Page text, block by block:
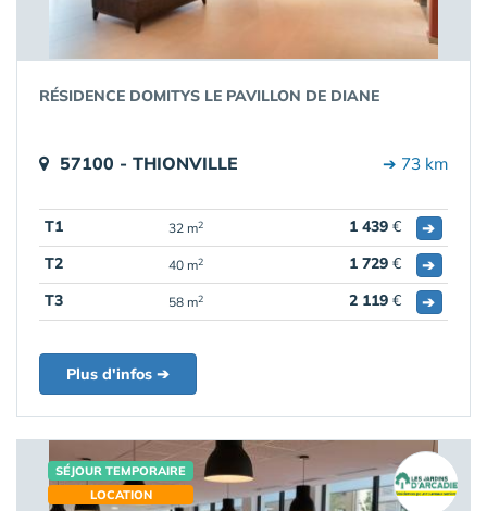
RÉSIDENCE DOMITYS LE PAVILLON DE DIANE
57100 - THIONVILLE ➔ 73 km
T1 32 m2 1 439 €
➔
T2
40 m2 1 729 €
➔
T3
58 m2 2 119 € ➔
Plus d'infos ➔
SÉJOUR TEMPORAIRE
LOCATION